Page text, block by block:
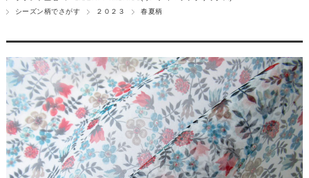
シーズン柄でさがす
２０２３ 春夏柄